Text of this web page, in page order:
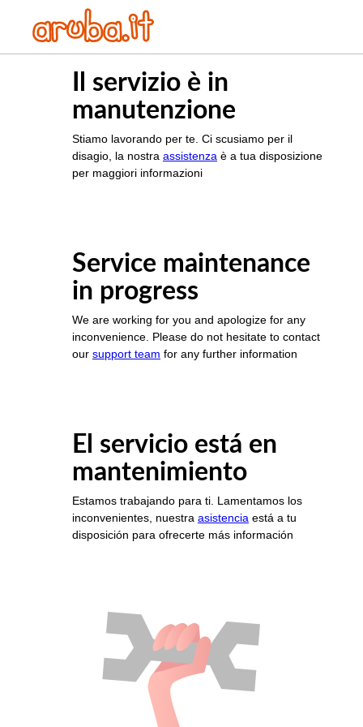
Il servizio è in
manutenzione
Stiamo lavorando per te. Ci scusiamo per il
disagio, la nostra assistenza è a tua disposizione
per maggiori informazioni
Service maintenance
in progress
We are working for you and apologize for any
inconvenience. Please do not hesitate to contact
our support team for any further information
El servicio está en
mantenimiento
Estamos trabajando para ti. Lamentamos los
inconvenientes, nuestra asistencia está a tu
disposición para ofrecerte más información